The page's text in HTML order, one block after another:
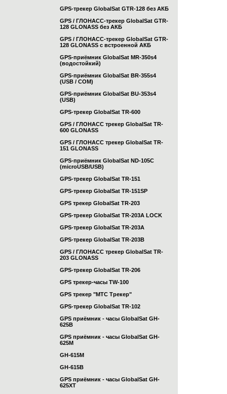
GPS-трекер GlobalSat GTR-128 без АКБ
GPS / ГЛОНАСС-трекер GlobalSat GTR-
128 GLONASS без АКБ
GPS / ГЛОНАСС-трекер GlobalSat GTR-
128 GLONASS с встроенной АКБ
GPS-приёмник GlobalSat MR-350s4
(водостойкий)
GPS-приёмник GlobalSat BR-355s4
(USB / COM)
GPS-приёмник GlobalSat BU-353s4
(USB)
GPS-трекер GlobalSat TR-600
GPS / ГЛОНАСС трекер GlobalSat TR-
600 GLONASS
GPS / ГЛОНАСС трекер GlobalSat TR-
151 GLONASS
GPS-приёмник GlobalSat ND-105C
(microUSB/USB)
GPS-трекер GlobalSat TR-151
GPS-трекер GlobalSat TR-151SP
GPS трекер GlobalSat TR-203
GPS-трекер GlobalSat TR-203А LOCK
GPS-трекер GlobalSat TR-203А
GPS-трекер GlobalSat TR-203B
GPS / ГЛОНАСС трекер GlobalSat TR-
203 GLONASS
GPS-трекер GlobalSat TR-206
GPS трекер-часы TW-100
GPS трекер "МТС Трекер"
GPS-трекер GlobalSat TR-102
GPS приёмник - часы GlobalSat GH-
625B
GPS приёмник - часы GlobalSat GH-
625M
GH-615M
GH-615B
GPS приёмник - часы GlobalSat GH-
625XT